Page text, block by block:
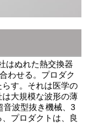
はぬれた熱交換器
わせる。プロダク
らす。それは医学の
大規模な波形の薄
音波型抜き機械、3
プロダクトは、良